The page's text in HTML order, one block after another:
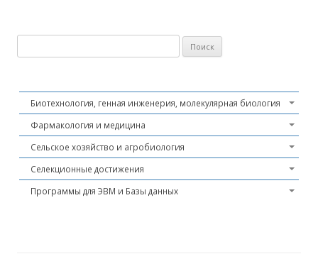
Биотехнология, генная инженерия, молекулярная биология
Фармакология и медицина
Сельское хозяйство и агробиология
Селекционные достижения
Программы для ЭВМ и Базы данных